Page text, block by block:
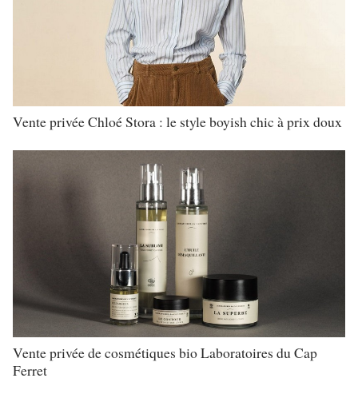
Vente privée Chloé Stora : le style boyish chic à prix doux
Vente privée de cosmétiques bio Laboratoires du Cap
Ferret